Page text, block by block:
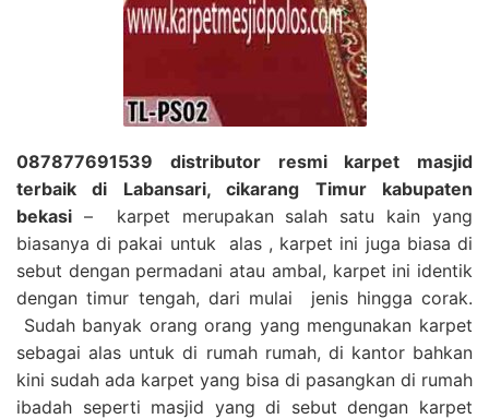
087877691539 distributor resmi karpet masjid
terbaik di Labansari, cikarang Timur kabupaten
bekasi – karpet merupakan salah satu kain yang
biasanya di pakai untuk alas , karpet ini juga biasa di
sebut dengan permadani atau ambal, karpet ini identik
dengan timur tengah, dari mulai jenis hingga corak.
Sudah banyak orang orang yang mengunakan karpet
sebagai alas untuk di rumah rumah, di kantor bahkan
kini sudah ada karpet yang bisa di pasangkan di rumah
ibadah seperti masjid yang di sebut dengan karpet